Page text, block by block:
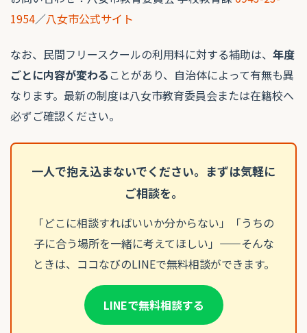
1954／八女市公式サイト
なお、民間フリースクールの利用料に対する補助は、 年度
ごとに内容が変わる ことがあり、自治体によって有無も異
なります。最新の制度は八女市教育委員会または在籍校へ
必ずご確認ください。
一人で抱え込まないでください。まずは気軽に
ご相談を。
「どこに相談すればいいか分からない」「うちの
子に合う場所を一緒に考えてほしい」——そんな
ときは、ココなびのLINEで無料相談ができます。
LINEで無料相談する